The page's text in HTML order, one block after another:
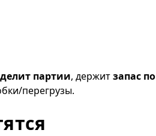
делит партии, держитзапас по
перегрузы.